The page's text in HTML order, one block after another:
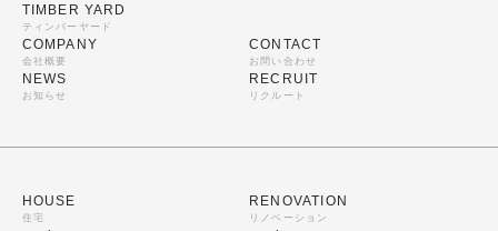
TIMBER YARD
ティンバーヤード
COMPANY
会社概要
NEWS
お知らせ
CONTACT
お問い合わせ
RECRUIT
リクルート
HOUSE
住宅
RENOVATION
リノベーション